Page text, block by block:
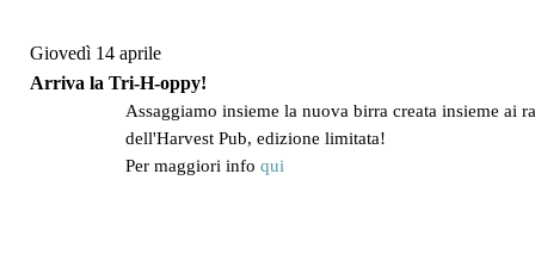
Giovedì 14 aprile
Arriva la Tri-H-oppy!
Assaggiamo insieme la nuova birra creata insieme ai
dell'Harvest Pub, edizione limitata!
Per maggiori info qui